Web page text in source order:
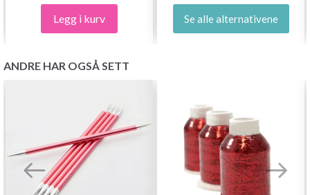
Legg i kurv Se alle alternativene
ANDRE HAR OGSÅ SETT